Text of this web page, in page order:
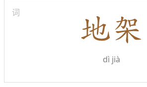
词
dì jià